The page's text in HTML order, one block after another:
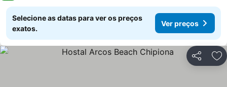
Selecione as datas para ver os preços
exatos.
Ver preços
Partilhar